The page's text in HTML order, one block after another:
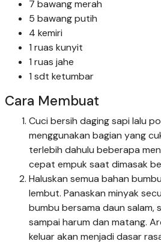
7 bawang merah
5 bawang putih
4 kemiri
1 ruas kunyit
1 ruas jahe
1 sdt ketumbar
Cara Membuat
Cuci bersih daging sapi lalu
menggunakan bagian yang
terlebih dahulu beberapa
cepat empuk saat dimasak
Haluskan semua bahan
lembut. Panaskan minyak
bumbu bersama daun salam,
sampai harum dan matang.
keluar akan menjadi dasar